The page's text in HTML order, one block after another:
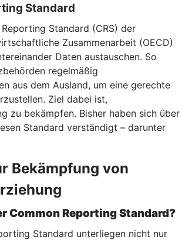
Standard
Standard (CRS) der
Zusammenarbeit (OECD)
Daten austauschen. So
regelmäßig
aus dem Ausland, um eine gerechte
Ziel dabei ist,
zu bekämpfen. Bisher haben sich über
Standard verständigt – darunter
Bekämpfung von
Common Reporting Standard?
Standard unterliegen nicht nur